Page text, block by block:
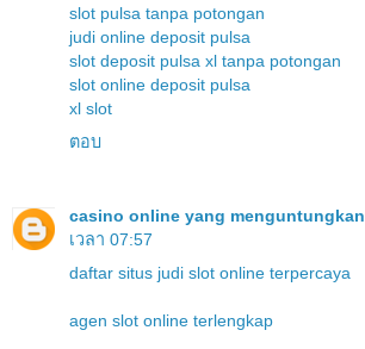
slot pulsa tanpa potongan
judi online deposit pulsa
slot deposit pulsa xl tanpa potongan
slot online deposit pulsa
xl slot
ตอบ
casino online yang menguntungkan
เวลา 07:57
daftar situs judi slot online terpercaya
agen slot online terlengkap